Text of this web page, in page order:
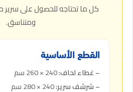
كل ما تحتاجه للحصول على
ومتناسق.
القطع الأساسية
– غطاء لحاف:
– شرشف سرير: